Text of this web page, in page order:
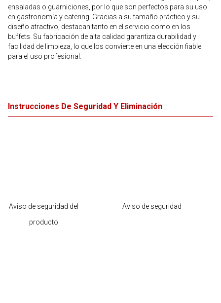
ensaladas o guarniciones, por lo que son perfectos para su uso
en gastronomía y catering. Gracias a su tamaño práctico y su
diseño atractivo, destacan tanto en el servicio como en los
buffets. Su fabricación de alta calidad garantiza durabilidad y
facilidad de limpieza, lo que los convierte en una elección fiable
para el uso profesional.
Instrucciones De Seguridad Y Eliminación
Aviso de seguridad del
producto
Aviso de seguridad